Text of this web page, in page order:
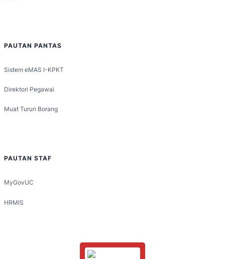
PAUTAN PANTAS
Sistem eMAS I-KPKT
Direktori Pegawai
Muat Turun Borang
PAUTAN STAF
MyGovUC
HRMIS